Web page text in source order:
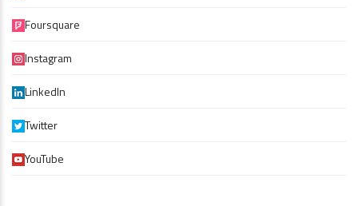
Foursquare
Instagram
LinkedIn
Twitter
YouTube